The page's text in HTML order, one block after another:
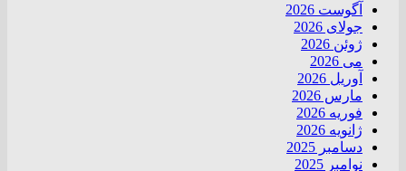
آگوست 2026
جولای 2026
ژوئن 2026
می 2026
آوریل 2026
مارس 2026
فوریه 2026
ژانویه 2026
دسامبر 2025
نوامبر 2025